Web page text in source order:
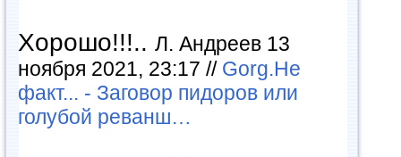
Хорошо!!!.. Л. Андреев 13
ноября 2021, 23:17 // Gorg.Не
факт... - Заговор пидоров или
голубой реванш…